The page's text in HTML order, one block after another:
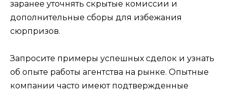
заранее уточнять скрытые комиссии и
дополнительные сборы для избежания
сюрпризов.
Запросите примеры успешных сделок и узнать
об опыте работы агентства на рынке. Опытные
компании часто имеют подтвержденные